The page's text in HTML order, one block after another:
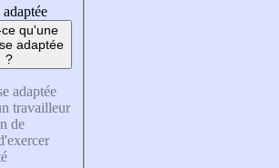
qu'une
adaptée
?
adaptée
travailleur
de